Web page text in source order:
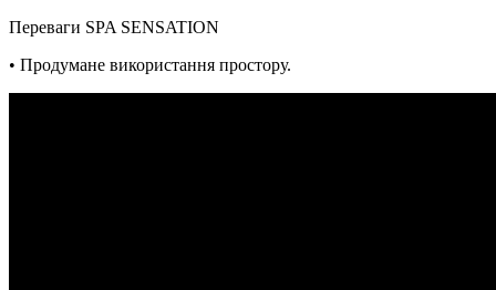
Переваги SPA SENSATION
• Продумане використання простору.